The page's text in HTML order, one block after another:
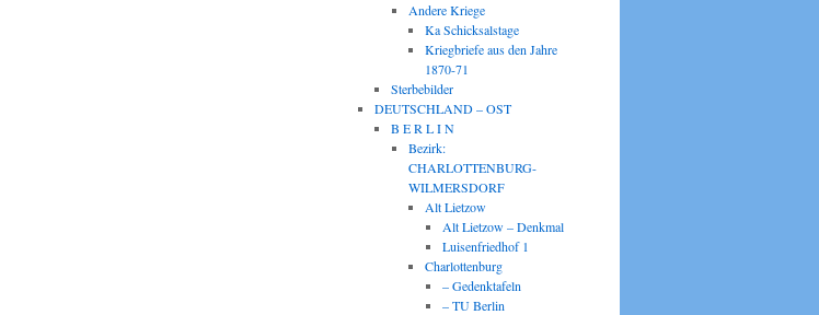
Andere Kriege
Ka Schicksalstage
Kriegbriefe aus den Jahre
1870-71
Sterbebilder
DEUTSCHLAND – OST
B E R L I N
Bezirk:
CHARLOTTENBURG-
WILMERSDORF
Alt Lietzow
Alt Lietzow – Denkmal
Luisenfriedhof 1
Charlottenburg
– Gedenktafeln
– TU Berlin